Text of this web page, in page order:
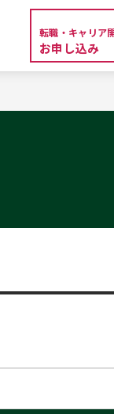
転職・キャリア
お申し込み